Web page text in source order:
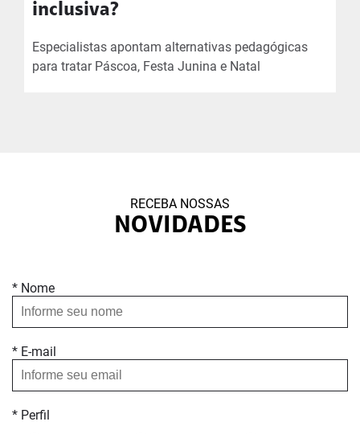
inclusiva?
Especialistas apontam alternativas pedagógicas
para tratar Páscoa, Festa Junina e Natal
RECEBA NOSSAS
NOVIDADES
* Nome
* E-mail
* Perfil